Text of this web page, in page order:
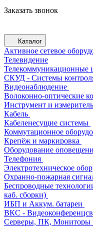
Заказать звонок
Каталог
Активное сетевое
Телевидение
Телекоммуникационные
СКУД - Системы
Видеонаблюдение
Волоконно-оптические
Инструмент и
Кабель
Кабеленесущие системы
Коммутационное
Крепёж и маркировка
Оборудование
Телефония
Электротехническое
Охранно-пожарная
Беспроводные
каб. сборки)
ИБП и Аккум. батареи
ВКС -
Серверы, ПК, Мониторы